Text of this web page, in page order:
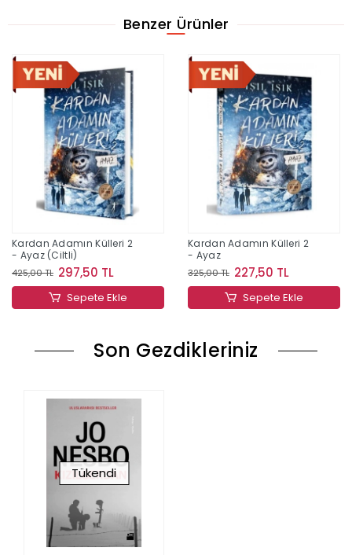
Benzer Ürünler
Kardan Adamın Külleri 2
- Ayaz (Ciltli)
425,00 TL 297,50 TL
Sepete Ekle
Kardan Adamın Külleri 2
- Ayaz
325,00 TL 227,50 TL
Sepete Ekle
Son Gezdikleriniz
Tükendi